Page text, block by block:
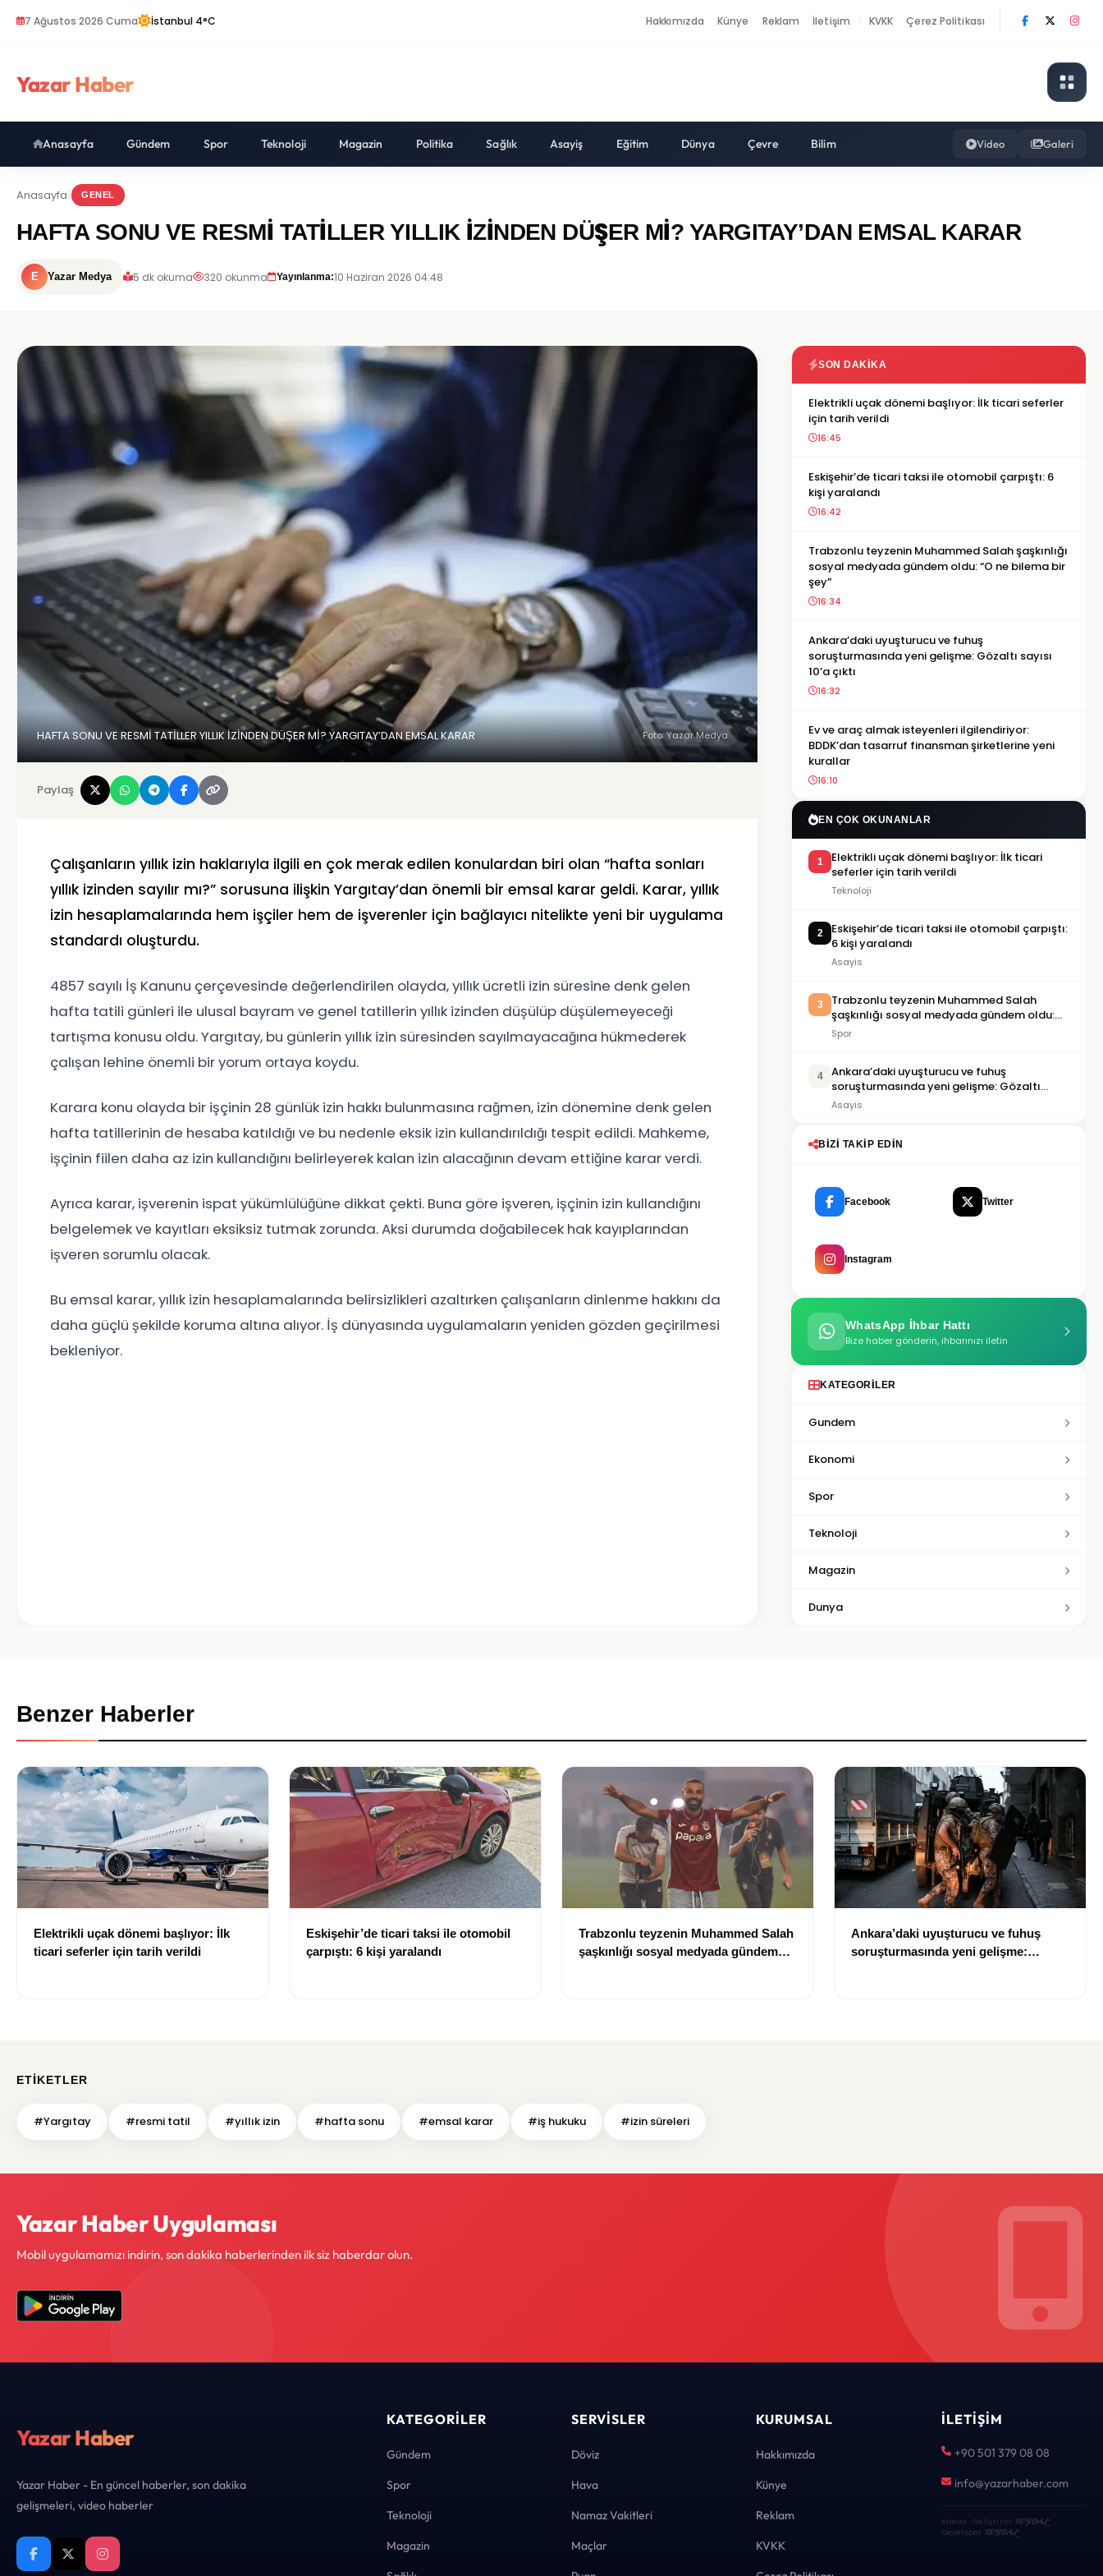
7 Ağustos 2026 Cuma İstanbul 4°C Hakkımızda Künye Reklam İletişim KVKK Çerez Politikası
Yazar Haber
Anasayfa Gündem Spor Teknoloji Magazin Politika Sağlık Asayiş Eğitim Dünya Çevre Bilim Video Galeri
Anasayfa GENEL
HAFTA SONU VE RESMİ TATİLLER YILLIK İZİNDEN DÜŞER Mİ? YARGITAY’DAN EMSAL KARAR
E Yazar Medya 5 dk okuma 320 okunma Yayınlanma:10 Haziran 2026 04:48
HAFTA SONU VE RESMİ TATİLLER YILLIK İZİNDEN DÜŞER Mİ? YARGITAY’DAN EMSAL KARAR Foto: Yazar Medya
Paylaş
Çalışanların yıllık izin haklarıyla ilgili en çok merak edilen konulardan biri olan “hafta sonları
yıllık izinden sayılır mı?” sorusuna ilişkin Yargıtay’dan önemli bir emsal karar geldi. Karar, yıllık
izin hesaplamalarında hem işçiler hem de işverenler için bağlayıcı nitelikte yeni bir uygulama
standardı oluşturdu.
4857 sayılı İş Kanunu çerçevesinde değerlendirilen olayda, yıllık ücretli izin süresine denk gelen
hafta tatili günleri ile ulusal bayram ve genel tatillerin yıllık izinden düşülüp düşülemeyeceği
tartışma konusu oldu. Yargıtay, bu günlerin yıllık izin süresinden sayılmayacağına hükmederek
çalışan lehine önemli bir yorum ortaya koydu.
Karara konu olayda bir işçinin 28 günlük izin hakkı bulunmasına rağmen, izin dönemine denk gelen
hafta tatillerinin de hesaba katıldığı ve bu nedenle eksik izin kullandırıldığı tespit edildi. Mahkeme,
işçinin fiilen daha az izin kullandığını belirleyerek kalan izin alacağının devam ettiğine karar verdi.
Ayrıca karar, işverenin ispat yükümlülüğüne dikkat çekti. Buna göre işveren, işçinin izin kullandığını
belgelemek ve kayıtları eksiksiz tutmak zorunda. Aksi durumda doğabilecek hak kayıplarından
işveren sorumlu olacak.
Bu emsal karar, yıllık izin hesaplamalarında belirsizlikleri azaltırken çalışanların dinlenme hakkını da
daha güçlü şekilde koruma altına alıyor. İş dünyasında uygulamaların yeniden gözden geçirilmesi
bekleniyor.
SON DAKIKA
Elektrikli uçak dönemi başlıyor: İlk ticari seferler
için tarih verildi
16:45
Eskişehir’de ticari taksi ile otomobil çarpıştı: 6
kişi yaralandı
16:42
Trabzonlu teyzenin Muhammed Salah şaşkınlığı
sosyal medyada gündem oldu: “O ne bilema bir
şey”
16:34
Ankara’daki uyuşturucu ve fuhuş
soruşturmasında yeni gelişme: Gözaltı sayısı
10’a çıktı
16:32
Ev ve araç almak isteyenleri ilgilendiriyor:
BDDK’dan tasarruf finansman şirketlerine yeni
kurallar
16:10
EN ÇOK OKUNANLAR
1
Elektrikli uçak dönemi başlıyor: İlk ticari
seferler için tarih verildi
Teknoloji
2
Eskişehir’de ticari taksi ile otomobil çarpıştı:
6 kişi yaralandı
Asayis
3
Trabzonlu teyzenin Muhammed Salah
şaşkınlığı sosyal medyada gündem oldu:
“O ne bilema bir şey”
Spor
4
Ankara’daki uyuşturucu ve fuhuş
soruşturmasında yeni gelişme: Gözaltı
sayısı 10’a çıktı
Asayis
BIZI TAKIP EDIN
Facebook Twitter
Instagram
WhatsApp İhbar Hattı
Bize haber gönderin, ihbarınızı iletin
KATEGORILER
Gundem
Ekonomi
Spor
Teknoloji
Magazin
Dunya
Benzer Haberler
Elektrikli uçak dönemi başlıyor: İlk
ticari seferler için tarih verildi
Eskişehir’de ticari taksi ile otomobil
çarpıştı: 6 kişi yaralandı
Trabzonlu teyzenin Muhammed Salah
şaşkınlığı sosyal medyada gündem
Ankara’daki uyuşturucu ve fuhuş
soruşturmasında yeni gelişme:
ETIKETLER
#Yargıtay #resmi tatil #yıllık izin #hafta sonu #emsal karar #iş hukuku #izin süreleri
Yazar Haber Uygulaması
Mobil uygulamamızı indirin, son dakika haberlerinden ilk siz haberdar olun.
Yazar Haber
Yazar Haber - En güncel haberler, son dakika
gelişmeleri, video haberler
KATEGORILER
Gündem
Spor
Teknoloji
Magazin
SERVISLER
Döviz
Hava
Namaz Vakitleri
Maçlar
KURUMSAL
Hakkımızda
Künye
Reklam
KVKK
İLETIŞIM
+90 501 379 08 08
info@yazarhaber.com
eNews · Geliştirici KEYDAL·
Developer KEYDAL